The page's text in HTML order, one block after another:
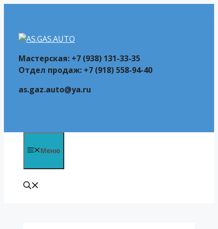
содержимому
Мастерская: +7 (938) 131-33-35
Отдел продаж: +7 (918) 558-94-40
as.gaz.auto@ya.ru
Меню